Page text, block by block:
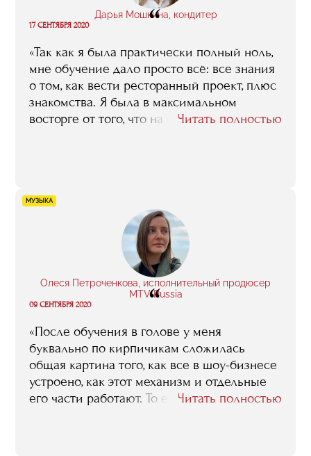
Дарья Мошкина, кондитер
“
17 СЕНТЯБРЯ 2020
«Так как я была практически полный ноль,
мне обучение дало просто всё: все знания
о том, как вести ресторанный проект, плюс
знакомства. Я была в максимальном
восторге от того, что на факультете
очень трезвое, надо сказать. Когда
владеешь реальной информацией, ты уже
не испытываешь восторгов по поводу
владения своим кафе, а максимально
адекватно оцениваешь риски и
соотносишь свои желания с
возможностями».
Читать полностью
МУЗЫКА
Олеся Петроченкова, исполнительный продюсер
MTV Russia
“
09 СЕНТЯБРЯ 2020
«После обучения в голове у меня
буквально по кирпичикам сложилась
общая картина того, как все в шоу-бизнесе
устроено, как этот механизм и отдельные
его части работают. То есть я получила
Читать полностью